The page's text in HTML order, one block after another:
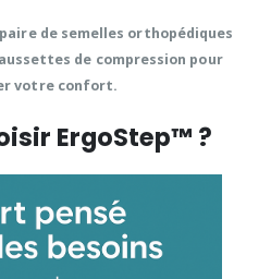
de semelles orthopédiques
de compression pour
votre confort.
ErgoStep™ ?